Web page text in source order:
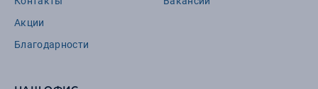
Акции
Благодарности